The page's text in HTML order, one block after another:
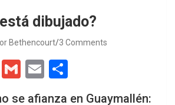
dibujado?
Bethencourt 3 Comments
F
G
m
E
se afianza en Guaymallén: